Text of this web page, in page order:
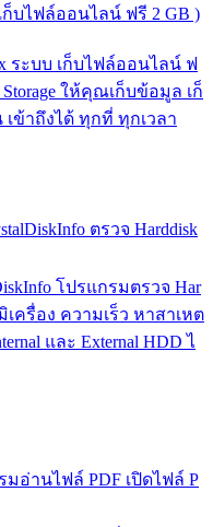
ก็บไฟล์ออนไลน์ ฟรี 2 GB )
ระบบ เก็บไฟล์ออนไลน์ ฟ
ให้คุณเก็บข้อมูล เก็
ข้าถึงได้ ทุกที่ ทุกเวลา
ตรวจ Harddisk
โปรแกรมตรวจ Har
ครื่อง ความเร็ว หาสาเหต
และ External HDD ไ
มอ่านไฟล์ PDF เปิดไฟล์ P